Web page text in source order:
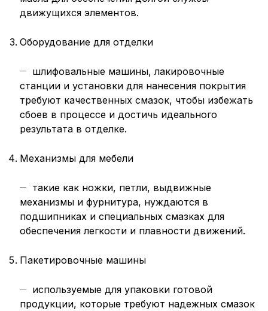
движущихся элементов.
Оборудование для отделки
шлифовальные машины, лакировочные
станции и установки для нанесения покрытия
требуют качественных смазок, чтобы избежать
сбоев в процессе и достичь идеального
результата в отделке.
Механизмы для мебели
такие как ножки, петли, выдвижные
механизмы и фурнитура, нуждаются в
подшипниках и специальных смазках для
обеспечения легкости и плавности движений.
Пакетировочные машины
используемые для упаковки готовой
продукции, которые требуют надежных смазок